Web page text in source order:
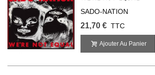
SADO-NATION
21,70 € TTC
Ajouter Au Panier